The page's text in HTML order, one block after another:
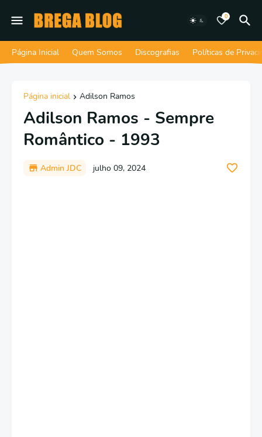
0
Página Inicial Quem Somos Discografias Políticas de
Página inicial Adilson Ramos
Adilson Ramos - Sempre
Romântico - 1993
Admin JDC julho 09, 2024